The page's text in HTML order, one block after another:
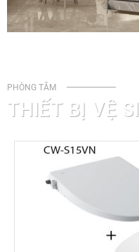
PHÒNG TẮM
THIẾT BỊ VỆ